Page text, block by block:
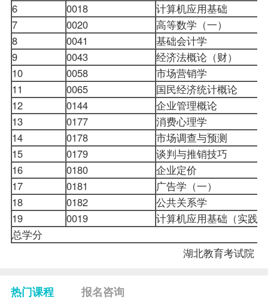
6
0018
计算机应用基础
7
0020
高等数学（一）
8
0041
基础会计学
9
0043 经济法概论 （财）
10
0058
市场营销学
11
0065
国民经济统计概论
12
0144
企业管理概论
13
0177
消费心理学
14
0178
市场调查与预测
15
0179
谈判与推销技巧
16
0180
企业定价
17
0181
广告学（一）
18
0182
公共关系学
19
0019
计算机应用基础（实
总学分
湖北教育考试院
热门课程 报名咨询